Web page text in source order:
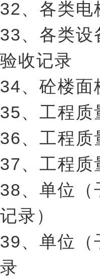
32、各类电
33、各类设
验收记录
34、砼楼面
35、工程质
36、工程质
37、工程质
38、单位（
记录）
39、单位（
录